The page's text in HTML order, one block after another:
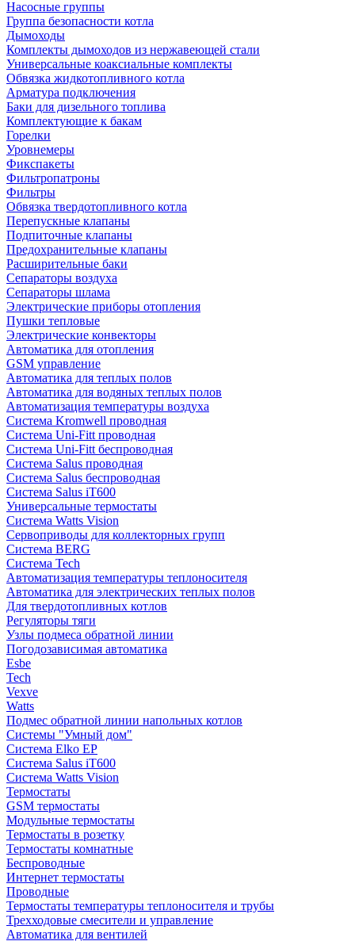
Насосные группы
Группа безопасности котла
Дымоходы
Комплекты дымоходов из нержавеющей стали
Универсальные коаксиальные комплекты
Обвязка жидкотопливного котла
Арматура подключения
Баки для дизельного топлива
Комплектующие к бакам
Горелки
Уровнемеры
Фикспакеты
Фильтропатроны
Фильтры
Обвязка твердотопливного котла
Перепускные клапаны
Подпиточные клапаны
Предохранительные клапаны
Расширительные баки
Сепараторы воздуха
Сепараторы шлама
Электрические приборы отопления
Пушки тепловые
Электрические конвекторы
Автоматика для отопления
GSM управление
Автоматика для теплых полов
Автоматика для водяных теплых полов
Автоматизация температуры воздуха
Система Kromwell проводная
Система Uni-Fitt проводная
Система Uni-Fitt беспроводная
Система Salus проводная
Система Salus беспроводная
Система Salus iT600
Универсальные термостаты
Система Watts Vision
Сервоприводы для коллекторных групп
Система BERG
Система Tech
Автоматизация температуры теплоносителя
Автоматика для электрических теплых полов
Для твердотопливных котлов
Регуляторы тяги
Узлы подмеса обратной линии
Погодозависимая автоматика
Esbe
Tech
Vexve
Watts
Подмес обратной линии напольных котлов
Системы "Умный дом"
Система Elko EP
Система Salus iT600
Система Watts Vision
Термостаты
GSM термостаты
Модульные термостаты
Термостаты в розетку
Термостаты комнатные
Беспроводные
Интернет термостаты
Проводные
Термостаты температуры теплоносителя и трубы
Трехходовые смесители и управление
Автоматика для вентилей